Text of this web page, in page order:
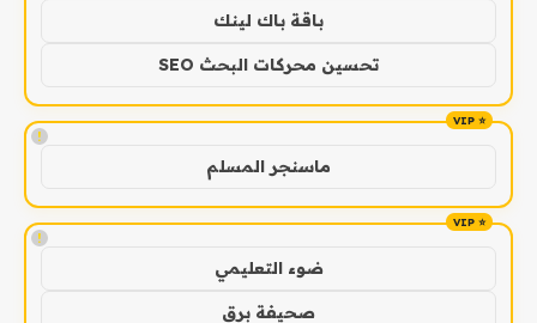
باقة باك لينك
تحسين محركات البحث SEO
!
ماسنجر المسلم
!
ضوء التعليمي
صحيفة برق